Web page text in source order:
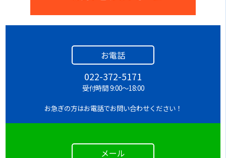
お電話
022-372-5171
受付時間 9:00～18:00
お急ぎの方はお電話でお問い合わせください！
メール